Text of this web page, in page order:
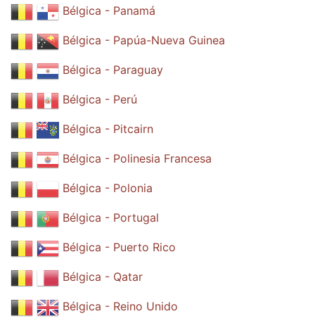
Bélgica - Panamá
Bélgica - Papúa-Nueva Guinea
Bélgica - Paraguay
Bélgica - Perú
Bélgica - Pitcairn
Bélgica - Polinesia Francesa
Bélgica - Polonia
Bélgica - Portugal
Bélgica - Puerto Rico
Bélgica - Qatar
Bélgica - Reino Unido